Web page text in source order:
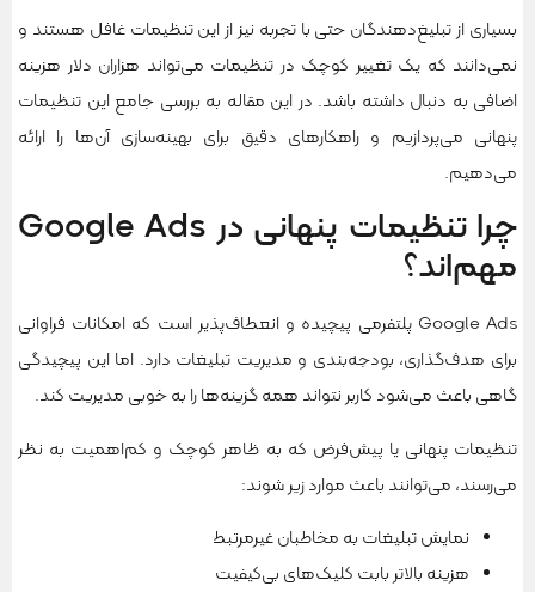
بسیاری از تبلیغ‌دهندگان حتی با تجربه نیز از این تنظیمات غافل هستند و
نمی‌دانند که یک تغییر کوچک در تنظیمات می‌تواند هزاران دلار هزینه
اضافی به دنبال داشته باشد. در این مقاله به بررسی جامع این تنظیمات
پنهانی می‌پردازیم و راهکارهای دقیق برای بهینه‌سازی آن‌ها را ارائه
می‌دهیم.
چرا تنظیمات پنهانی در Google Ads
مهم‌اند؟
Google Ads پلتفرمی پیچیده و انعطاف‌پذیر است که امکانات فراوانی
برای هدف‌گذاری، بودجه‌بندی و مدیریت تبلیغات دارد. اما این پیچیدگی
گاهی باعث می‌شود کاربر نتواند همه گزینه‌ها را به خوبی مدیریت کند.
تنظیمات پنهانی یا پیش‌فرض که به ظاهر کوچک و کم‌اهمیت به نظر
می‌رسند، می‌توانند باعث موارد زیر شوند:
نمایش تبلیغات به مخاطبان غیرمرتبط
هزینه بالاتر بابت کلیک‌های بی‌کیفیت